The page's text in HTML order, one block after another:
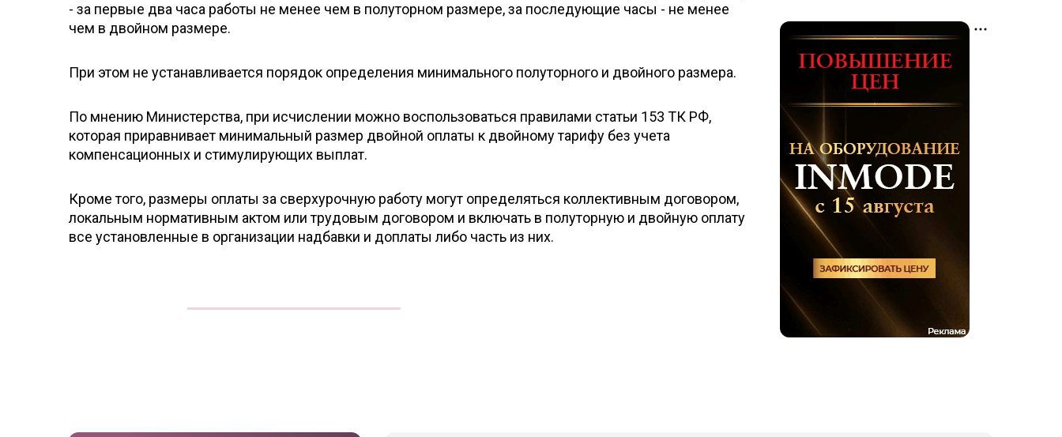
- за первые два часа работы не менее чем в полуторном размере, за последующие часы - не менее
чем в двойном размере.
При этом не устанавливается порядок определения минимального полуторного и двойного размера.
По мнению Министерства, при исчислении можно воспользоваться правилами статьи 153 ТК РФ,
которая приравнивает минимальный размер двойной оплаты к двойному тарифу без учета
компенсационных и стимулирующих выплат.
Кроме того, размеры оплаты за сверхурочную работу могут определяться коллективным договором,
локальным нормативным актом или трудовым договором и включать в полуторную и двойную оплату
все установленные в организации надбавки и доплаты либо часть из них.